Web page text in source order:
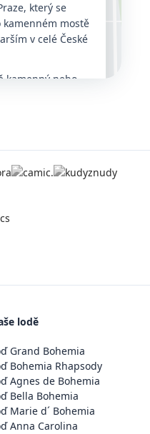
který se
kamenném mostě
v celé České
kamenný nebo
mostu,
byl položen 9.
při stavbě
a široký
na 16 obloucích
věže — dvě na
staroměstské
30 převážně
lodě
Grand Bohemia
Bohemia Rhapsody
Agnes de Bohemia
Bella Bohemia
Marie d´ Bohemia
Anna Carolina